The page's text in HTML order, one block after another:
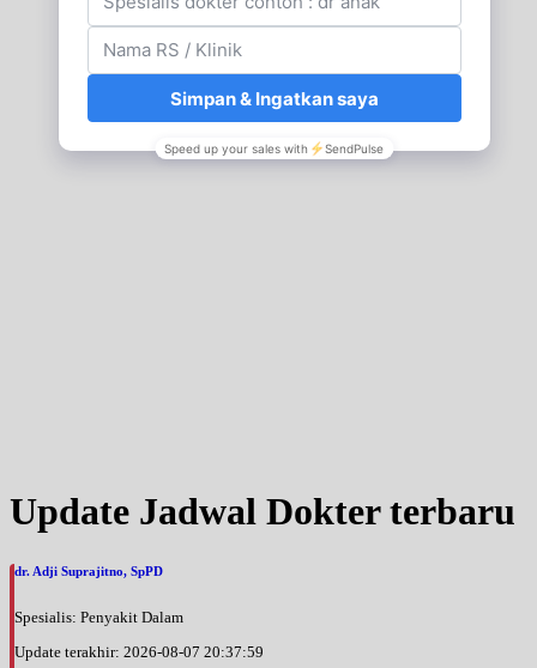
Update Jadwal Dokter terbaru
dr. Adji Suprajitno, SpPD
Spesialis: Penyakit Dalam
Update terakhir: 2026-08-07 20:37:59